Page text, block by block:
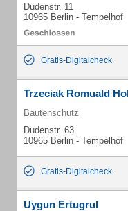
Dudenstr. 11
10965 Berlin - Tempelhof
Gratis-Digitalcheck
Trzeciak Romuald
Bautenschutz
Dudenstr. 63
10965 Berlin - Tempelhof
Gratis-Digitalcheck
Uygun Ertugrul